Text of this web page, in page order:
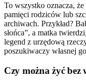
To wszystko oznacza,
pamięci rodziców lub
archiwach. Przykład?
słońca”, a matka
legend z urzędową
poszukiwaczy własnej
Czy można żyć bez